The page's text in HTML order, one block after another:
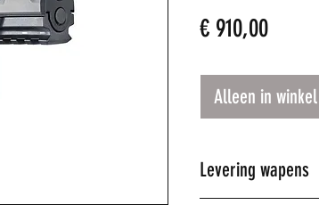
€ 910,00Prijs
Alleen in
Levering wapens